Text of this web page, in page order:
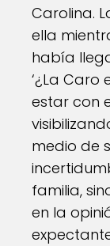
Carolina.
ella
había
‘¿La Caro
estar con
medio de
familia,
en la